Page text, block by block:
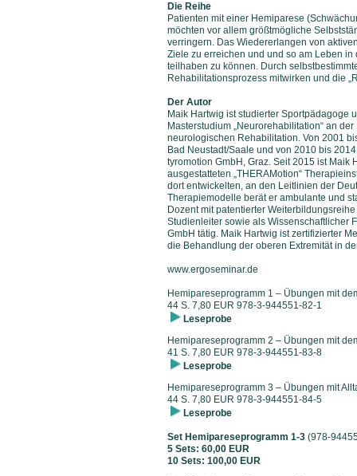
Die Reihe
Patienten mit einer Hemiparese
möchten vor allem größtmögliche
verringern. Das Wiedererlangen von
Ziele zu erreichen und und so am Leben
teilhaben zu können. Durch
Rehabilitationsprozess mitwirken und die
Der Autor
Maik Hartwig ist studierter Sportpädagoge
Masterstudium „Neurorehabilitation“ an
neurologischen Rehabilitation. Von 2001
Bad Neustadt/Saale und von 2010 bis
tyromotion GmbH, Graz. Seit 2015 ist
ausgestatteten „THERAMotion“
dort entwickelten, an den Leitlinien der
Therapiemodelle berät er ambulante und
Dozent mit patentierter
Studienleiter sowie als Wissenschaftlicher
GmbH tätig. Maik Hartwig ist zertifizierter
die Behandlung der oberen Extremität in
www.ergoseminar.de
Hemipareseprogramm 1 – Übungen mit
44 S. 7,80 EUR 978-3-944551-82-1
Leseprobe
Hemipareseprogramm 2 – Übungen mit
41 S. 7,80 EUR 978-3-944551-83-8
Leseprobe
Hemipareseprogramm 3 – Übungen mit
44 S. 7,80 EUR 978-3-944551-84-5
Leseprobe
Set Hemipareseprogramm 1-3 (978-
5 Sets: 60,00 EUR
10 Sets: 100,00 EUR